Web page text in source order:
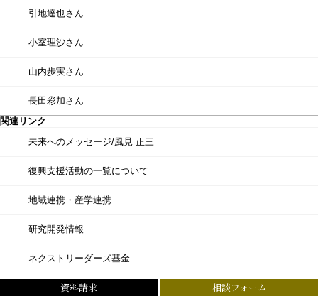
引地達也さん
小室理沙さん
山内歩実さん
長田彩加さん
関連リンク
未来へのメッセージ/風見 正三
復興支援活動の一覧について
地域連携・産学連携
研究開発情報
ネクストリーダーズ基金
資料請求 相談フォーム